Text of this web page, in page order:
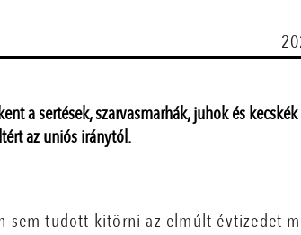
a sertések, szarvasmarhák, juhok és kecskék
az uniós iránytól.
sem tudott kitörni az elmúlt évtizedet